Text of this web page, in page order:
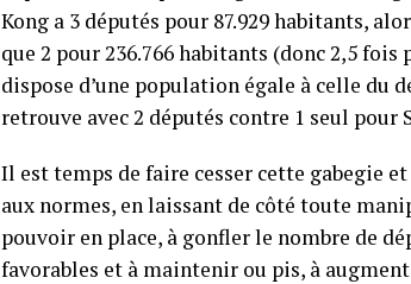
Kong a 3 députés pour 87.929 habitants,
que 2 pour 236.766 habitants (donc 2,5
dispose d’une population égale à celle du
retrouve avec 2 députés contre 1 seul pour
Il est temps de faire cesser cette gabegie
aux normes, en laissant de côté toute
pouvoir en place, à gonfler le nombre de
favorables et à maintenir ou pis, à